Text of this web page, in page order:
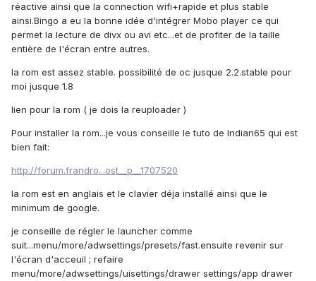
réactive ainsi que la connection wifi+rapide et plus stable
ainsi.Bingo a eu la bonne idée d'intégrer Mobo player ce qui
permet la lecture de divx ou avi etc...et de profiter de la taille
entière de l'écran entre autres.
la rom est assez stable. possibilité de oc jusque 2.2.stable pour
moi jusque 1.8
lien pour la rom ( je dois la reuploader )
Pour installer la rom...je vous conseille le tuto de Indian65 qui est
bien fait:
http://forum.frandro...ost__p__1707520
la rom est en anglais et le clavier déja installé ainsi que le
minimum de google.
je conseille de régler le launcher comme
suit...menu/more/adwsettings/presets/fast.ensuite revenir sur
l'écran d'acceuil ; refaire
menu/more/adwsettings/uisettings/drawer settings/app drawer